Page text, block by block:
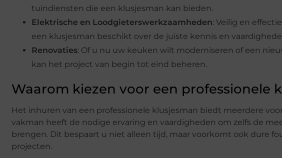
tuindiensten die een klusjesman kan bieden.
Elektrische en Loodgieterswerkzaamheden: Veilig en
een klusjesman beschikt over de juiste kennis en
Renovaties: Of u nu uw keuken wilt moderniseren of een
kan het project van begin tot eind beheren.
Waarom kiezen voor een professionele
Het inhuren van een professionele klusjesman biedt meerdere
vakman heeft de nodige ervaring en vaardigheden om zelfs de
brengen. Dit bespaart u niet alleen tijd, maar voorkomt ook dure
projecten.